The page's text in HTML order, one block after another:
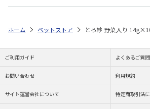
ホーム ペットストア とろ紗 野菜入り
ご利用ガイド よくあるご質問
お問い合わせ 利用規約
サイト運営会社について 特定商取引法